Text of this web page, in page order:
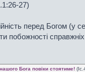
27)
перед Богом (у
побожності
Бога повіки стоятиме!